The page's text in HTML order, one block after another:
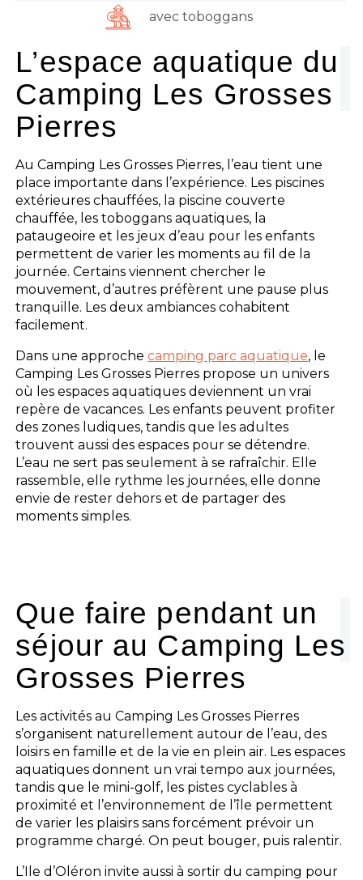
avec toboggans
L’espace aquatique du
Camping Les Grosses
Pierres
Au Camping Les Grosses Pierres, l’eau tient une
place importante dans l’expérience. Les piscines
extérieures chauffées, la piscine couverte
chauffée, les toboggans aquatiques, la
pataugeoire et les jeux d’eau pour les enfants
permettent de varier les moments au fil de la
journée. Certains viennent chercher le
mouvement, d’autres préfèrent une pause plus
tranquille. Les deux ambiances cohabitent
facilement.
Dans une approchecamping parc aquatique, le
Camping Les Grosses Pierres propose un univers
où les espaces aquatiques deviennent un vrai
repère de vacances. Les enfants peuvent profiter
des zones ludiques, tandis que les adultes
trouvent aussi des espaces pour se détendre.
L’eau ne sert pas seulement à se rafraîchir. Elle
rassemble, elle rythme les journées, elle donne
envie de rester dehors et de partager des
moments simples.
Que faire pendant un
séjour au Camping Les
Grosses Pierres
Les activités au Camping Les Grosses Pierres
s’organisent naturellement autour de l’eau, des
loisirs en famille et de la vie en plein air. Les espaces
aquatiques donnent un vrai tempo aux journées,
tandis que le mini-golf, les pistes cyclables à
proximité et l’environnement de l’île permettent
de varier les plaisirs sans forcément prévoir un
programme chargé. On peut bouger, puis ralentir.
L’Ile d’Oléron invite aussi à sortir du camping pour